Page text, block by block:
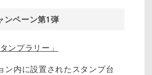
ンペーン第1弾
プラリー」
ン内に設置されたスタンプ台